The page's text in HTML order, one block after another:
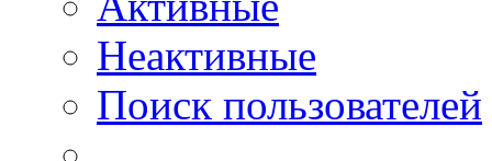
Неактивные
Поиск пользователей